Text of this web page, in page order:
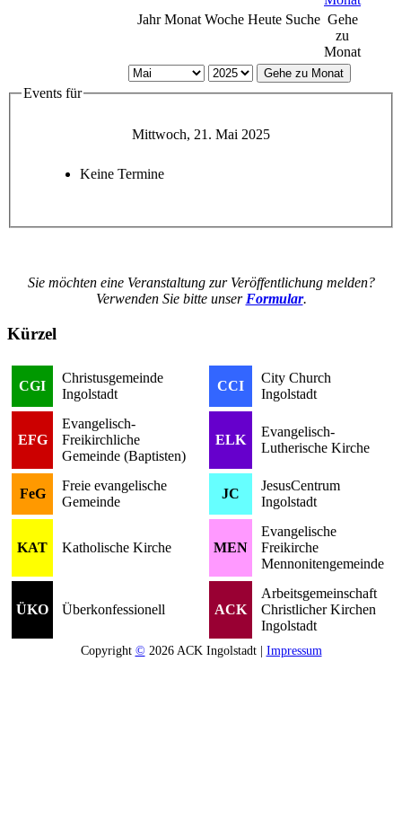
Jahr Monat Woche Heute Suche Gehe
zu
Monat
Gehe zu Monat
Events für
Mittwoch, 21. Mai 2025
Keine Termine
Sie möchten eine Veranstaltung zur Veröffentlichung melden?
Verwenden Sie bitte unserFormular.
Kürzel
CGI
Christusgemeinde
Ingolstadt
CCI
City Church
Ingolstadt
EFG
Evangelisch-
Freikirchliche
Gemeinde (Baptisten)
ELK
Evangelisch-
Lutherische Kirche
FeG
Freie evangelische
Gemeinde
JC
JesusCentrum
Ingolstadt
KAT Katholische Kirche MEN
Evangelische
Freikirche
Mennonitengemeinde
ÜKO Überkonfessionell ACK
Arbeitsgemeinschaft
Christlicher Kirchen
Ingolstadt
Copyright © 2026 ACK Ingolstadt | Impressum